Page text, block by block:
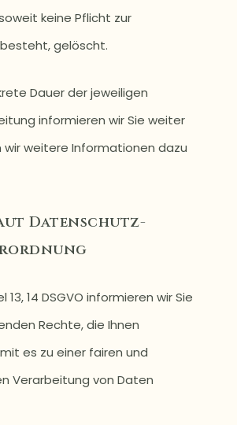
keine Pflicht zur
gelöscht.
Dauer der jeweiligen
informieren wir Sie weiter
wir weitere Informationen dazu
Datenschutz-
13, 14 DSGVO informieren wir Sie
Rechte, die Ihnen
es zu einer fairen und
Verarbeitung von Daten